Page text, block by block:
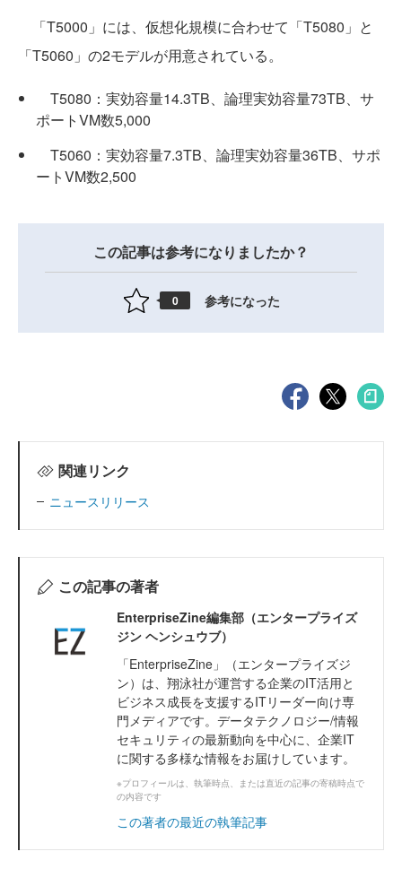
「T5000」には、仮想化規模に合わせて「T5080」と
「T5060」の2モデルが用意されている。
T5080：実効容量14.3TB、論理実効容量73TB、サ
ポートVM数5,000
T5060：実効容量7.3TB、論理実効容量36TB、サポ
ートVM数2,500
この記事は参考になりましたか？
0 参考になった
関連リンク
ニュースリリース
この記事の著者
EnterpriseZine編集部（エンタープライズ
ジン ヘンシュウブ）
「EnterpriseZine」（エンタープライズジ
ン）は、翔泳社が運営する企業のIT活用と
ビジネス成長を支援するITリーダー向け専
門メディアです。データテクノロジー/情報
セキュリティの最新動向を中心に、企業IT
に関する多様な情報をお届けしています。
※プロフィールは、執筆時点、または直近の記事の寄稿時点で
の内容です
この著者の最近の執筆記事